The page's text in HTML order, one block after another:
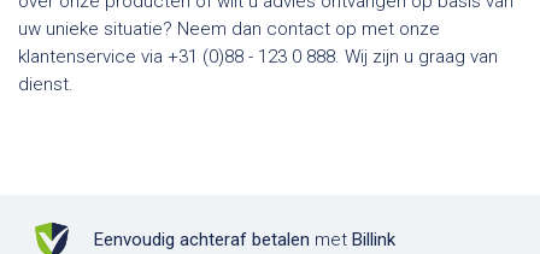
uw unieke situatie? Neem dan contact op met onze
klantenservice via +31 (0)88 - 123 0 888. Wij zijn u graag van
dienst.
Eenvoudig achteraf betalen met Billink